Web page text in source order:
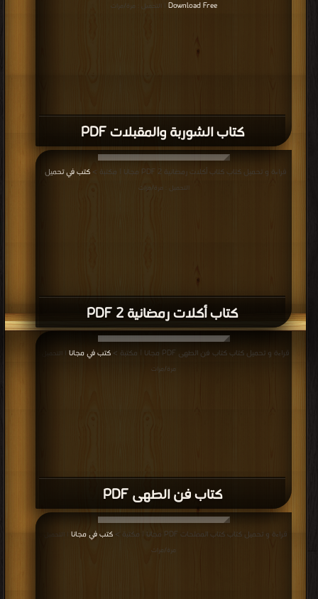
كتاب الشوربة والمقبلات PDF
Download Free | التحميل : مرة/مرات
كتاب أكلات رمضانية 2 PDF
قراءة و تحميل كتاب كتاب أكلات رمضانية 2 PDF مجانا | مكتبة > كتب في تحميل
التحميل : مرة/مرات
كتاب فن الطهى PDF
قراءة و تحميل كتاب كتاب فن الطهى PDF مجانا | مكتبة > كتب في مجانا | التحميل :
مرة/مرات
قراءة و تحميل كتاب كتاب المملحات PDF مجانا | مكتبة > كتب في مجانا | التحميل :
مرة/مرات